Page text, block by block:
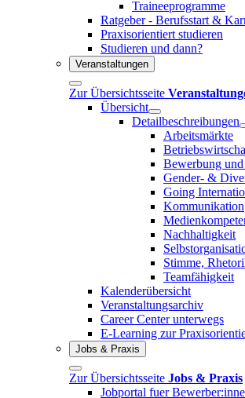
Traineeprogramme
Ratgeber - Berufsstart &
Praxisorientiert studieren
Studieren und dann?
Veranstaltungen
Zur Übersichtsseite
Übersicht
Detailbeschreibungen
Arbeitsmärkte
Bewerbung und
Gender- &
Going
Kommunikation
Nachhaltigkeit
Stimme,
Teamfähigkeit
Kalenderübersicht
Veranstaltungsarchiv
Career Center unterwegs
E-Learning zur
Jobs & Praxis
Zur Übersichtsseite Jobs & Praxis
Jobportal fuer